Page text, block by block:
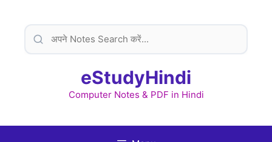
content
eStudyHindi
Computer Notes & PDF in Hindi